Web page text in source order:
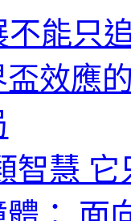
能只
效應
智慧